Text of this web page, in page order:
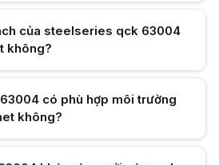
của steelseries qck 63004
không?
có phù hợp môi trường
không?